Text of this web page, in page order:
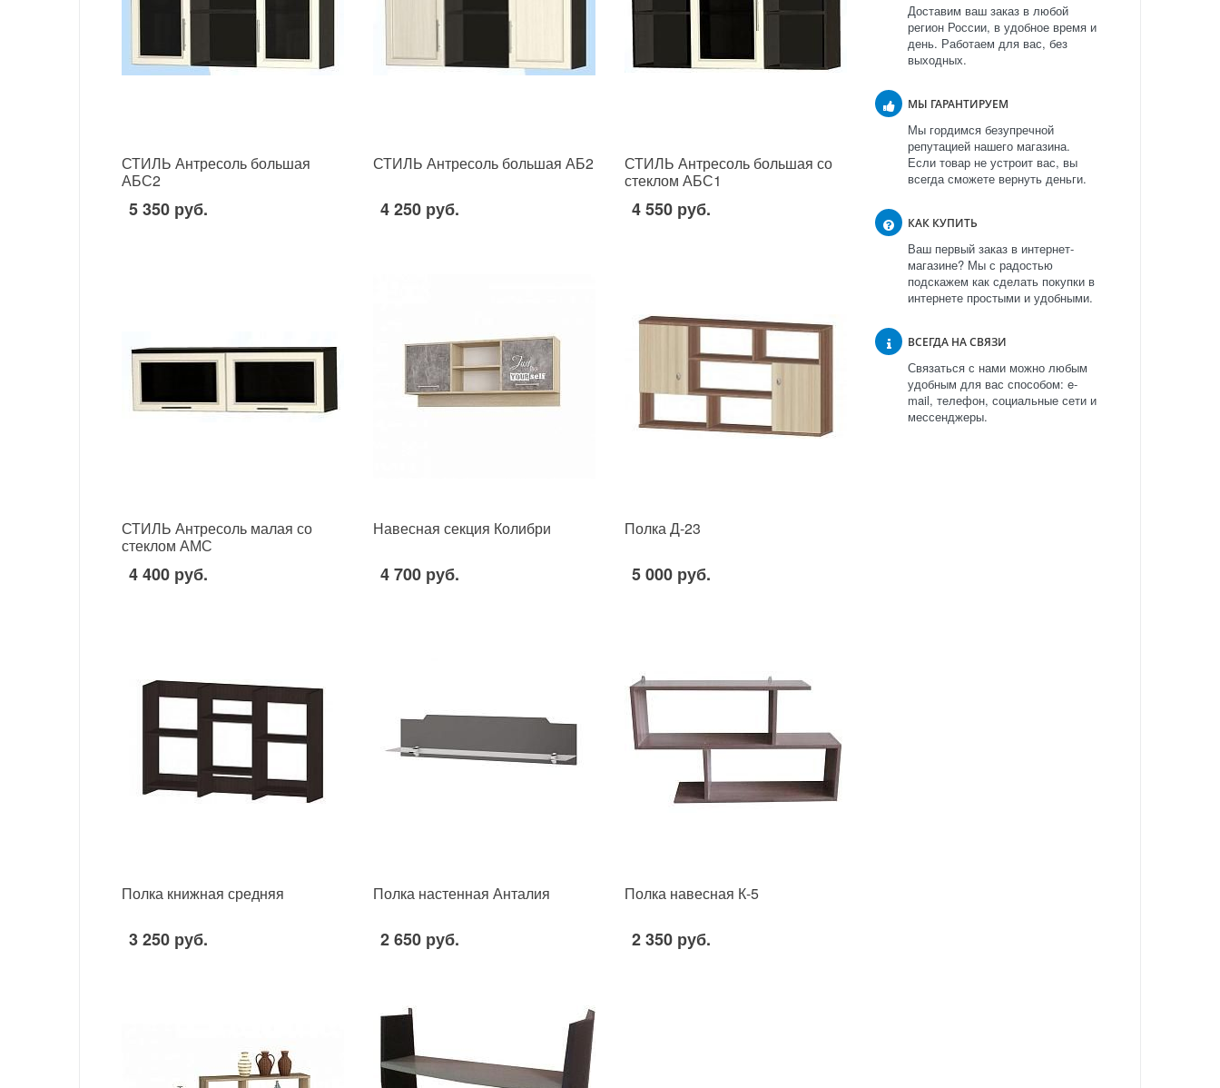
Доставим ваш заказ в любой
регион России, в удобное время и
день. Работаем для вас, без
выходных.
МЫ ГАРАНТИРУЕМ
Мы гордимся безупречной
репутацией нашего магазина.
Если товар не устроит вас, вы
всегда сможете вернуть деньги.
КАК КУПИТЬ
Ваш первый заказ в интернет-
магазине? Мы с радостью
подскажем как сделать покупки в
интернете простыми и удобными.
ВСЕГДА НА СВЯЗИ
Связаться с нами можно любым
удобным для вас способом: e-
mail, телефон, социальные сети и
мессенджеры.
СТИЛЬ Антресоль большая
АБС2
5 350 руб.
СТИЛЬ Антресоль большая АБ2
4 250 руб.
СТИЛЬ Антресоль большая со
стеклом АБС1
4 550 руб.
СТИЛЬ Антресоль малая со
стеклом АМС
4 400 руб.
Навесная секция Колибри
4 700 руб.
Полка Д-23
5 000 руб.
Полка книжная средняя
3 250 руб.
Полка настенная Анталия
2 650 руб.
Полка навесная К-5
2 350 руб.